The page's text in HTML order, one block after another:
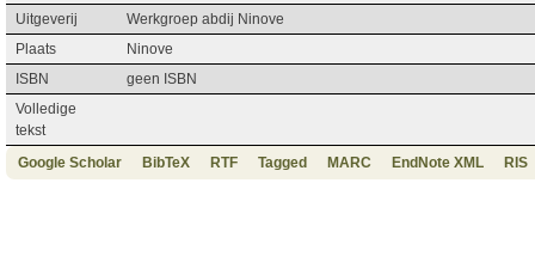
Uitgeverij
Werkgroep abdij Ninove
Plaats
Ninove
ISBN
geen ISBN
Volledige
tekst
Google Scholar
BibTeX RTF Tagged MARC EndNote XML RIS